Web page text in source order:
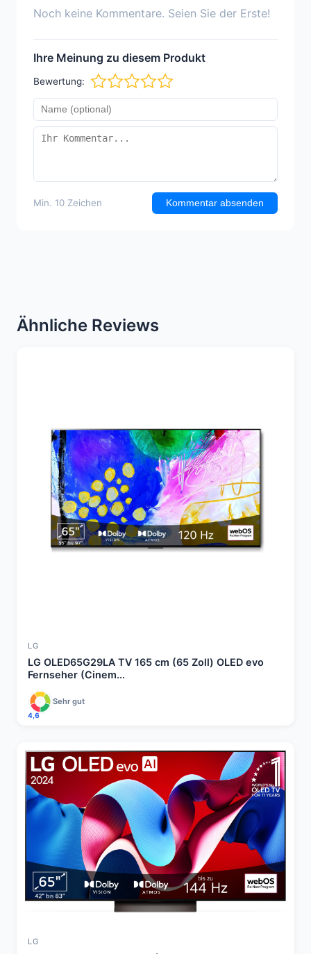
Noch keine Kommentare. Seien Sie der Erste!
Ihre Meinung zu diesem Produkt
Bewertung:
Min. 10 Zeichen Kommentar absenden
Ähnliche Reviews
LG
LG OLED65G29LA TV 165 cm (65 Zoll) OLED evo
Fernseher (Cinem...
4,6
Sehr gut
LG